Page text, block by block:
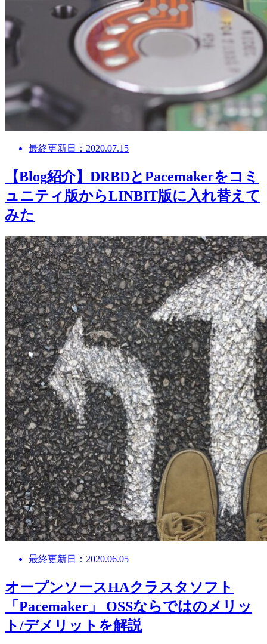
最終更新日：2020.07.15
【Blog紹介】DRBDとPacemakerをコミ
ュニティ版からLINBIT版に入れ替えて
みた
最終更新日：2020.06.05
オープンソースHAクラスタソフト
「Pacemaker」 OSSならではのメリッ
ト/デメリットを解説